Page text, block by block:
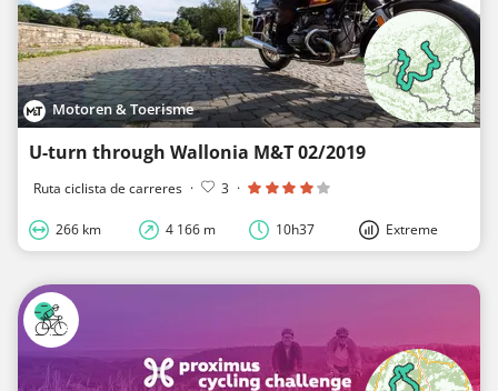
Motoren & Toerisme
U-turn through Wallonia M&T 02/2019
Ruta ciclista de carreres · 3 ·
266 km 4 166 m 10h37 Extreme